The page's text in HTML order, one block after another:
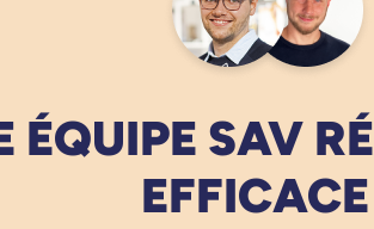
ÉQUIPE SAV